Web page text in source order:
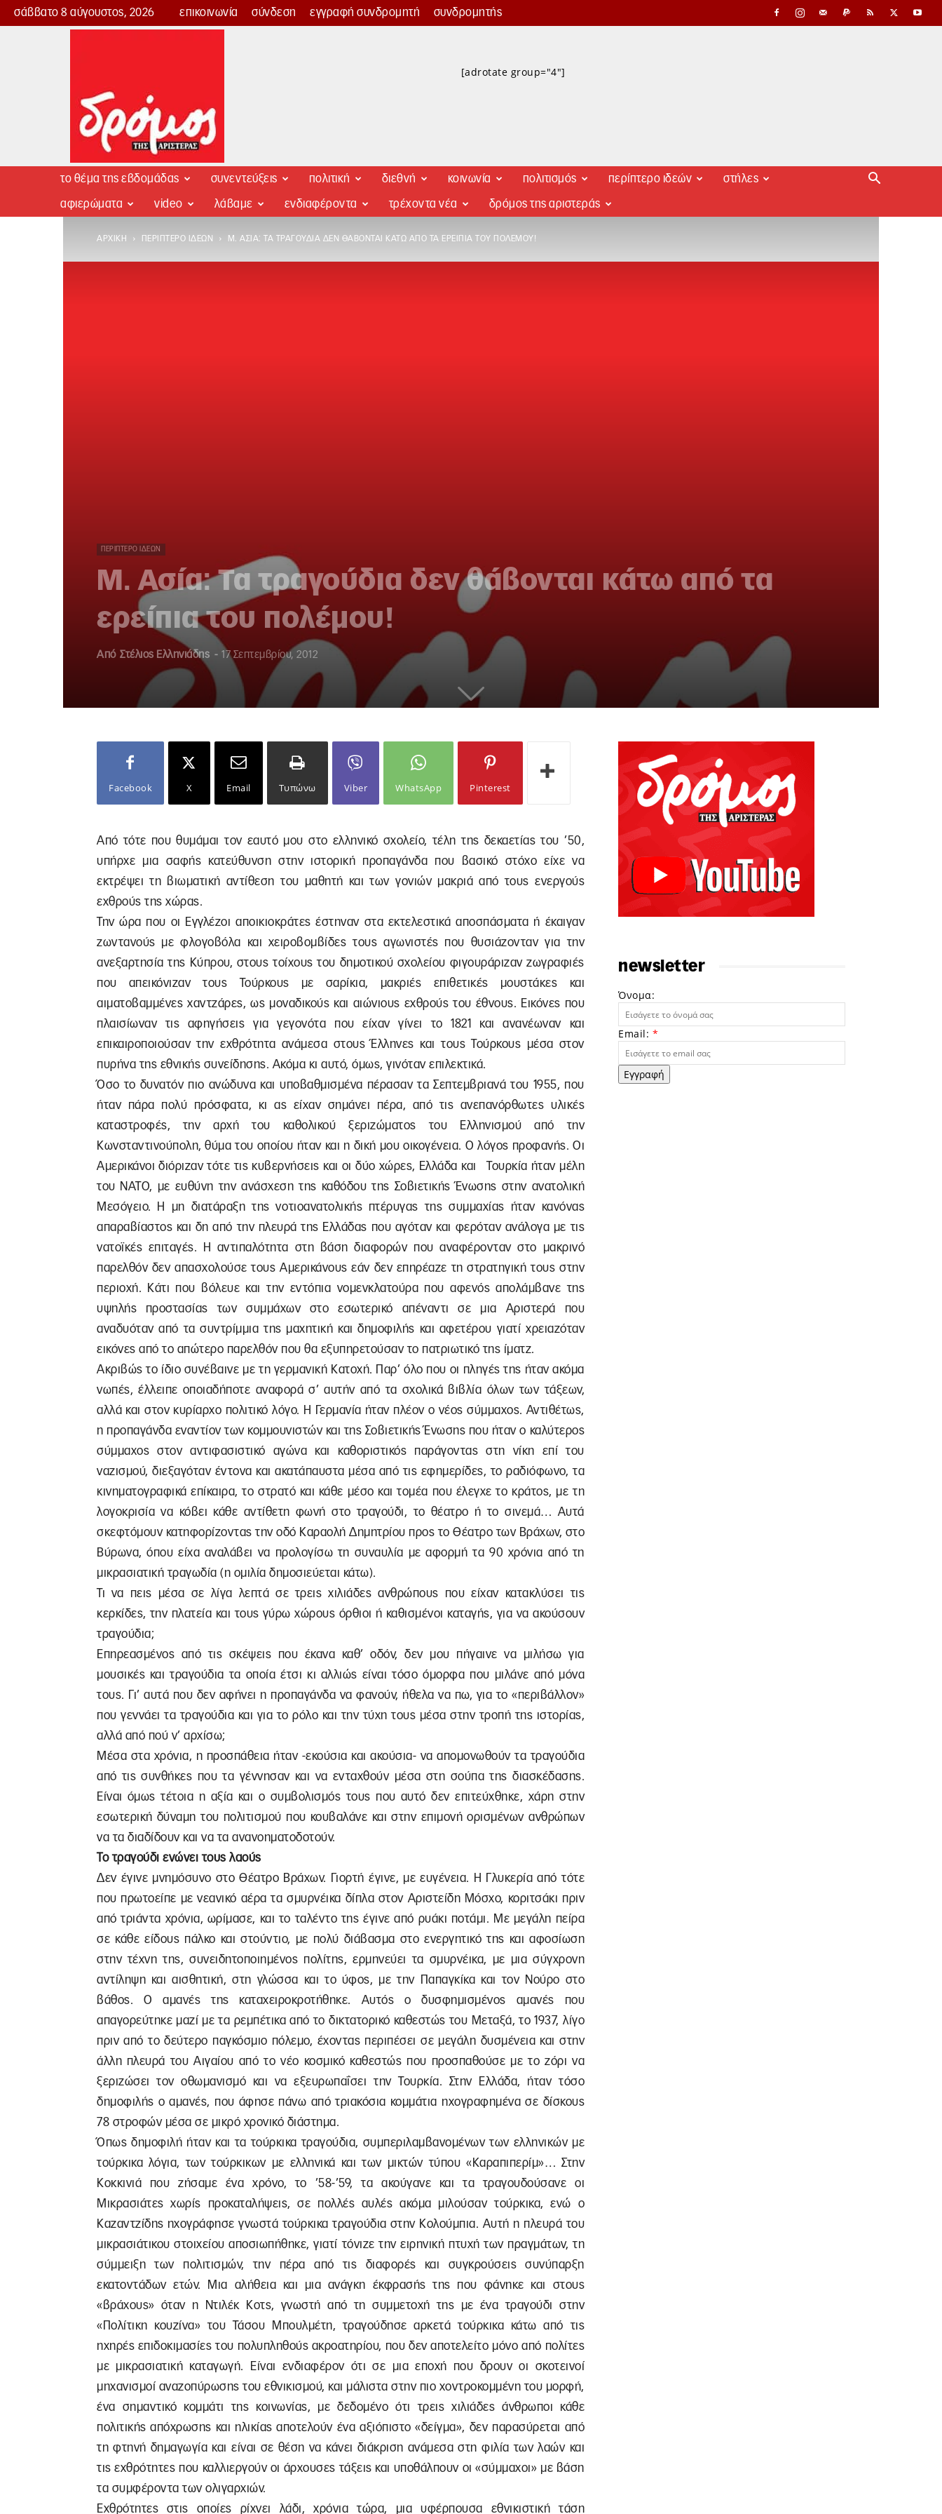
σάββατο 8 αύγουστος, 2026 επικοινωνία σύνδεση εγγραφή συνδρομητή συνδρομητής
Δρόμος
[adrotate group="4"]
το θέμα της εβδομάδας συνεντεύξεις πολιτική διεθνή κοινωνία πολιτισμός περίπτερο ιδεών στήλες
αφιερώματα video λάβαμε ενδιαφέροντα τρέχοντα νέα δρόμος της αριστεράς
ΑΡΧΙΚΉ ΠΕΡΊΠΤΕΡΟ ΙΔΕΏΝ Μ. ΑΣΊΑ: ΤΑ ΤΡΑΓΟΎΔΙΑ ΔΕΝ ΘΆΒΟΝΤΑΙ ΚΆΤΩ ΑΠΌ ΤΑ ΕΡΕΊΠΙΑ ΤΟΥ ΠΟΛΈΜΟΥ!
ΠΕΡΊΠΤΕΡΟ ΙΔΕΏΝ
Μ. Ασία: Τα τραγούδια δεν θάβονται κάτω από τα
ερείπια του πολέμου!
Από Στέλιος Ελληνιάδης - 17 Σεπτεμβρίου, 2012
Facebook X Email Τυπώνω Viber WhatsApp Pinterest
Από τότε που θυμάμαι τον εαυτό μου στο ελληνικό σχολείο, τέλη της δεκαετίας του ’50,
υπήρχε μια σαφής κατεύθυνση στην ιστορική προπαγάνδα που βασικό στόχο είχε να
εκτρέψει τη βιωματική αντίθεση του μαθητή και των γονιών μακριά από τους ενεργούς
εχθρούς της χώρας.
Την ώρα που οι Εγγλέζοι αποικιοκράτες έστηναν στα εκτελεστικά αποσπάσματα ή έκαιγαν
ζωντανούς με φλογοβόλα και χειροβομβίδες τους αγωνιστές που θυσιάζονταν για την
ανεξαρτησία της Κύπρου, στους τοίχους του δημοτικού σχολείου φιγουράριζαν ζωγραφιές
που απεικόνιζαν τους Τούρκους με σαρίκια, μακριές επιθετικές μουστάκες και
αιματοβαμμένες χαντζάρες, ως μοναδικούς και αιώνιους εχθρούς του έθνους. Εικόνες που
πλαισίωναν τις αφηγήσεις για γεγονότα που είχαν γίνει το 1821 και ανανέωναν και
επικαιροποιούσαν την εχθρότητα ανάμεσα στους Έλληνες και τους Τούρκους μέσα στον
πυρήνα της εθνικής συνείδησης. Ακόμα κι αυτό, όμως, γινόταν επιλεκτικά.
Όσο το δυνατόν πιο ανώδυνα και υποβαθμισμένα πέρασαν τα Σεπτεμβριανά του 1955, που
ήταν πάρα πολύ πρόσφατα, κι ας είχαν σημάνει πέρα, από τις ανεπανόρθωτες υλικές
καταστροφές, την αρχή του καθολικού ξεριζώματος του Ελληνισμού από την
Κωνσταντινούπολη, θύμα του οποίου ήταν και η δική μου οικογένεια. Ο λόγος προφανής. Οι
Αμερικάνοι διόριζαν τότε τις κυβερνήσεις και οι δύο χώρες, Ελλάδα και Τουρκία ήταν μέλη
του ΝΑΤΟ, με ευθύνη την ανάσχεση της καθόδου της Σοβιετικής Ένωσης στην ανατολική
Μεσόγειο. Η μη διατάραξη της νοτιοανατολικής πτέρυγας της συμμαχίας ήταν κανόνας
απαραβίαστος και δη από την πλευρά της Ελλάδας που αγόταν και φερόταν ανάλογα με τις
νατοϊκές επιταγές. Η αντιπαλότητα στη βάση διαφορών που αναφέρονταν στο μακρινό
παρελθόν δεν απασχολούσε τους Αμερικάνους εάν δεν επηρέαζε τη στρατηγική τους στην
περιοχή. Κάτι που βόλευε και την εντόπια νομενκλατούρα που αφενός απολάμβανε της
υψηλής προστασίας των συμμάχων στο εσωτερικό απέναντι σε μια Αριστερά που
αναδυόταν από τα συντρίμμια της μαχητική και δημοφιλής και αφετέρου γιατί χρειαζόταν
εικόνες από το απώτερο παρελθόν που θα εξυπηρετούσαν το πατριωτικό της ίματζ.
Ακριβώς το ίδιο συνέβαινε με τη γερμανική Κατοχή. Παρ’ όλο που οι πληγές της ήταν ακόμα
νωπές, έλλειπε οποιαδήποτε αναφορά σ’ αυτήν από τα σχολικά βιβλία όλων των τάξεων,
αλλά και στον κυρίαρχο πολιτικό λόγο. Η Γερμανία ήταν πλέον ο νέος σύμμαχος. Αντιθέτως,
η προπαγάνδα εναντίον των κομμουνιστών και της Σοβιετικής Ένωσης που ήταν ο καλύτερος
σύμμαχος στον αντιφασιστικό αγώνα και καθοριστικός παράγοντας στη νίκη επί του
ναζισμού, διεξαγόταν έντονα και ακατάπαυστα μέσα από τις εφημερίδες, το ραδιόφωνο, τα
κινηματογραφικά επίκαιρα, το στρατό και κάθε μέσο και τομέα που έλεγχε το κράτος, με τη
λογοκρισία να κόβει κάθε αντίθετη φωνή στο τραγούδι, το θέατρο ή το σινεμά… Αυτά
σκεφτόμουν κατηφορίζοντας την οδό Καραολή Δημητρίου προς το Θέατρο των Βράχων, στο
Βύρωνα, όπου είχα αναλάβει να προλογίσω τη συναυλία με αφορμή τα 90 χρόνια από τη
μικρασιατική τραγωδία (η ομιλία δημοσιεύεται κάτω).
Τι να πεις μέσα σε λίγα λεπτά σε τρεις χιλιάδες ανθρώπους που είχαν κατακλύσει τις
κερκίδες, την πλατεία και τους γύρω χώρους όρθιοι ή καθισμένοι καταγής, για να ακούσουν
τραγούδια;
Επηρεασμένος από τις σκέψεις που έκανα καθ’ οδόν, δεν μου πήγαινε να μιλήσω για
μουσικές και τραγούδια τα οποία έτσι κι αλλιώς είναι τόσο όμορφα που μιλάνε από μόνα
τους. Γι’ αυτά που δεν αφήνει η προπαγάνδα να φανούν, ήθελα να πω, για το «περιβάλλον»
που γεννάει τα τραγούδια και για το ρόλο και την τύχη τους μέσα στην τροπή της ιστορίας,
αλλά από πού ν’ αρχίσω;
Μέσα στα χρόνια, η προσπάθεια ήταν -εκούσια και ακούσια- να απομονωθούν τα τραγούδια
από τις συνθήκες που τα γέννησαν και να ενταχθούν μέσα στη σούπα της διασκέδασης.
Είναι όμως τέτοια η αξία και ο συμβολισμός τους που αυτό δεν επιτεύχθηκε, χάρη στην
εσωτερική δύναμη του πολιτισμού που κουβαλάνε και στην επιμονή ορισμένων ανθρώπων
να τα διαδίδουν και να τα ανανοηματοδοτούν.
Το τραγούδι ενώνει τους λαούς
Δεν έγινε μνημόσυνο στο Θέατρο Βράχων. Γιορτή έγινε, με ευγένεια. Η Γλυκερία από τότε
που πρωτοείπε με νεανικό αέρα τα σμυρνέικα δίπλα στον Αριστείδη Μόσχο, κοριτσάκι πριν
από τριάντα χρόνια, ωρίμασε, και το ταλέντο της έγινε από ρυάκι ποτάμι. Με μεγάλη πείρα
σε κάθε είδους πάλκο και στούντιο, με πολύ διάβασμα στο ενεργητικό της και αφοσίωση
στην τέχνη της, συνειδητοποιημένος πολίτης, ερμηνεύει τα σμυρνέικα, με μια σύγχρονη
αντίληψη και αισθητική, στη γλώσσα και το ύφος, με την Παπαγκίκα και τον Νούρο στο
βάθος. Ο αμανές της καταχειροκροτήθηκε. Αυτός ο δυσφημισμένος αμανές που
απαγορεύτηκε μαζί με τα ρεμπέτικα από το δικτατορικό καθεστώς του Μεταξά, το 1937, λίγο
πριν από το δεύτερο παγκόσμιο πόλεμο, έχοντας περιπέσει σε μεγάλη δυσμένεια και στην
άλλη πλευρά του Αιγαίου από το νέο κοσμικό καθεστώς που προσπαθούσε με το ζόρι να
ξεριζώσει τον οθωμανισμό και να εξευρωπαΐσει την Τουρκία. Στην Ελλάδα, ήταν τόσο
δημοφιλής ο αμανές, που άφησε πάνω από τριακόσια κομμάτια ηχογραφημένα σε δίσκους
78 στροφών μέσα σε μικρό χρονικό διάστημα.
Όπως δημοφιλή ήταν και τα τούρκικα τραγούδια, συμπεριλαμβανομένων των ελληνικών με
τούρκικα λόγια, των τούρκικων με ελληνικά και των μικτών τύπου «Καραπιπερίμ»… Στην
Κοκκινιά που ζήσαμε ένα χρόνο, το ’58-’59, τα ακούγανε και τα τραγουδούσανε οι
Μικρασιάτες χωρίς προκαταλήψεις, σε πολλές αυλές ακόμα μιλούσαν τούρκικα, ενώ ο
Καζαντζίδης ηχογράφησε γνωστά τούρκικα τραγούδια στην Κολούμπια. Αυτή η πλευρά του
μικρασιάτικου στοιχείου αποσιωπήθηκε, γιατί τόνιζε την ειρηνική πτυχή των πραγμάτων, τη
σύμμειξη των πολιτισμών, την πέρα από τις διαφορές και συγκρούσεις συνύπαρξη
εκατοντάδων ετών. Μια αλήθεια και μια ανάγκη έκφρασής της που φάνηκε και στους
«βράχους» όταν η Ντιλέκ Κοτς, γνωστή από τη συμμετοχή της με ένα τραγούδι στην
«Πολίτικη κουζίνα» του Τάσου Μπουλμέτη, τραγούδησε αρκετά τούρκικα κάτω από τις
ηχηρές επιδοκιμασίες του πολυπληθούς ακροατηρίου, που δεν αποτελείτο μόνο από πολίτες
με μικρασιατική καταγωγή. Είναι ενδιαφέρον ότι σε μια εποχή που δρουν οι σκοτεινοί
μηχανισμοί αναζοπύρωσης του εθνικισμού, και μάλιστα στην πιο χοντροκομμένη του μορφή,
ένα σημαντικό κομμάτι της κοινωνίας, με δεδομένο ότι τρεις χιλιάδες άνθρωποι κάθε
πολιτικής απόχρωσης και ηλικίας αποτελούν ένα αξιόπιστο «δείγμα», δεν παρασύρεται από
τη φτηνή δημαγωγία και είναι σε θέση να κάνει διάκριση ανάμεσα στη φιλία των λαών και
τις εχθρότητες που καλλιεργούν οι άρχουσες τάξεις και υποθάλπουν οι «σύμμαχοι» με βάση
τα συμφέροντα των ολιγαρχιών.
Εχθρότητες στις οποίες ρίχνει λάδι, χρόνια τώρα, μια υφέρπουσα εθνικιστική τάση
newsletter
Όνομα:
Email: *
Εγγραφή